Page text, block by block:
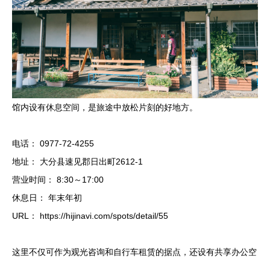
馆内设有休息空间，是旅途中放松片刻的好地方。
电话： 0977-72-4255
地址： 大分县速见郡日出町2612-1
营业时间： 8:30～17:00
休息日： 年末年初
URL： https://hijinavi.com/spots/detail/55
这里不仅可作为观光咨询和自行车租赁的据点，还设有共享办公空